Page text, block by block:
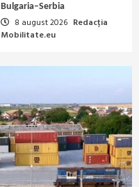
Bulgaria–Serbia
8 august 2026 Redacția
Mobilitate.eu